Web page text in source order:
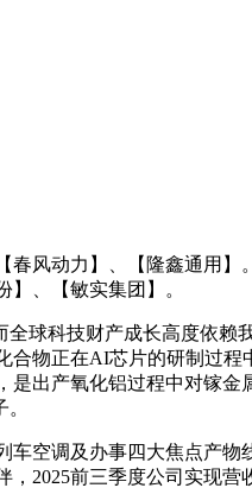
动力】、【隆鑫通用】
、【敏实集团】。
球科技财产成长高度依赖
物正在AI芯片的研制过
出产氧化铝过程中对镓金
空调及办事四大焦点产物
2025前三季度公司实现营